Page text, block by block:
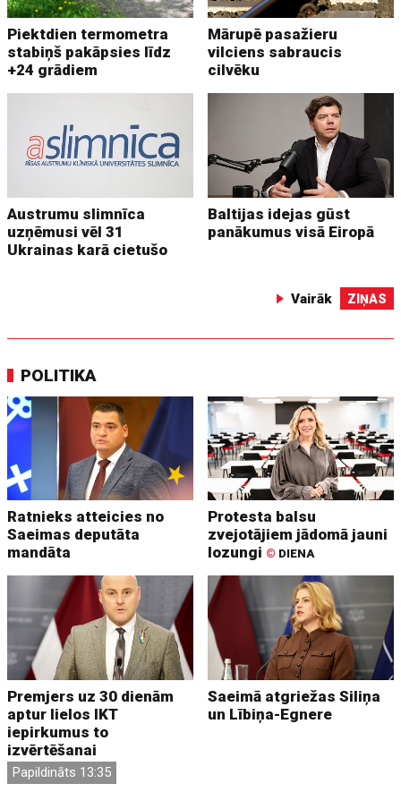
Piektdien termometra
stabiņš pakāpsies līdz
+24 grādiem
Mārupē pasažieru
vilciens sabraucis
cilvēku
Austrumu slimnīca
uzņēmusi vēl 31
Ukrainas karā cietušo
Baltijas idejas gūst
panākumus visā Eiropā
Vairāk ZIŅAS
POLITIKA
Ratnieks atteicies no
Saeimas deputāta
mandāta
Protesta balsu
zvejotājiem jādomā jauni
lozungi © DIENA
Premjers uz 30 dienām
aptur lielos IKT
iepirkumus to
izvērtēšanai
Papildināts 13:35
Saeimā atgriežas Siliņa
un Lībiņa-Egnere